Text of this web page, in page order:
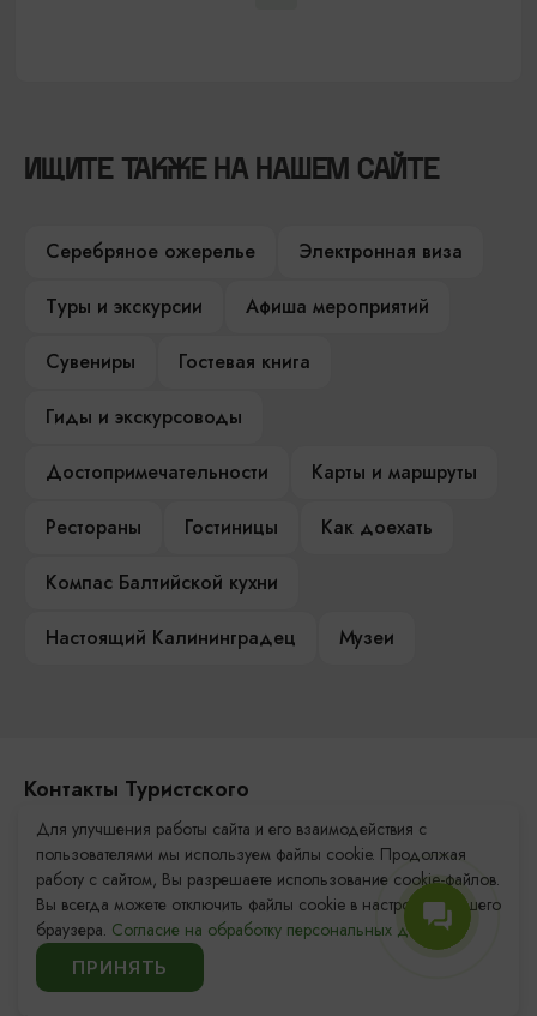
ИЩИТЕ ТАКЖЕ НА НАШЕМ САЙТЕ
Серебряное ожерелье
Электронная виза
Туры и экскурсии
Афиша мероприятий
Сувениры
Гостевая книга
Гиды и экскурсоводы
Достопримечательности
Карты и маршруты
Рестораны
Гостиницы
Как доехать
Компас Балтийской кухни
Настоящий Калининградец
Музеи
Контакты Туристского
информационного центра
+7 (4012) 555-200
8 (800) 200-55-39
info@visit-kaliningrad.ru
Для улучшения работы сайта и его взаимодействия с
пользователями мы используем файлы cookie. Продолжая
работу с сайтом, Вы разрешаете использование cookie-файлов.
Вы всегда можете отключить файлы cookie в настройках Вашего
браузера. Согласие на обработку персональных данных.
ПРИНЯТЬ